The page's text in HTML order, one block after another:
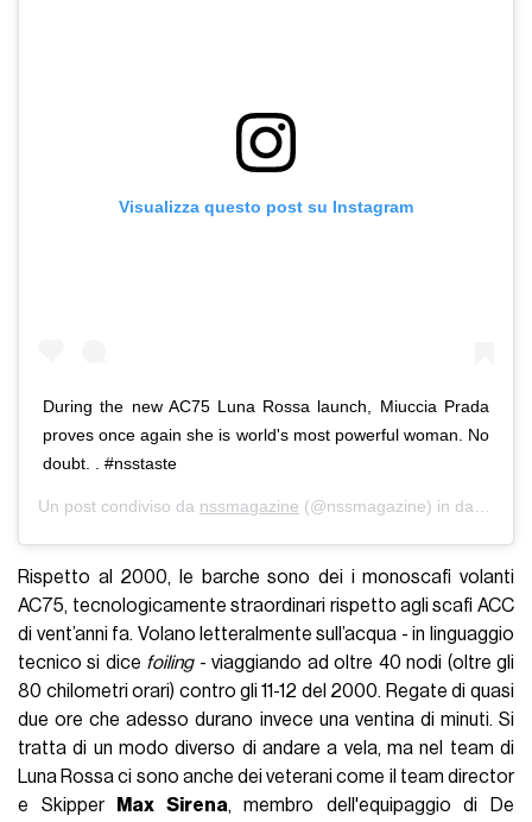
Visualizza questo post su Instagram
During the new AC75 Luna Rossa launch, Miuccia Prada
proves once again she is world's most powerful woman. No
doubt. . #nsstaste
Un post condiviso da nssmagazine (@nssmagazine) in data:
Rispetto al 2000, le barche sono dei i monoscafi volanti
AC75, tecnologicamente straordinari rispetto agli scafi ACC
di vent’anni fa. Volano letteralmente sull’acqua - in linguaggio
tecnico si dice foiling- viaggiando ad oltre 40 nodi (oltre gli
80 chilometri orari) contro gli 11-12 del 2000. Regate di quasi
due ore che adesso durano invece una ventina di minuti. Si
tratta di un modo diverso di andare a vela, ma nel team di
Luna Rossa ci sono anche dei veterani come il team director
e Skipper
Max Sirena, membro dell'equipaggio di De